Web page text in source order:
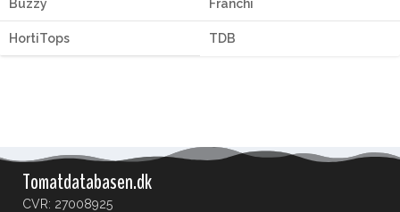
Buzzy Franchi
HortiTops TDB
Tomatdatabasen.dk
CVR: 27008925